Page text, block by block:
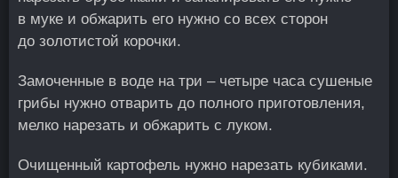
в муке и обжарить его нужно со всех сторон
до золотистой корочки.
Замоченные в воде на три – четыре часа сушеные
грибы нужно отварить до полного приготовления,
мелко нарезать и обжарить с луком.
Очищенный картофель нужно нарезать кубиками.